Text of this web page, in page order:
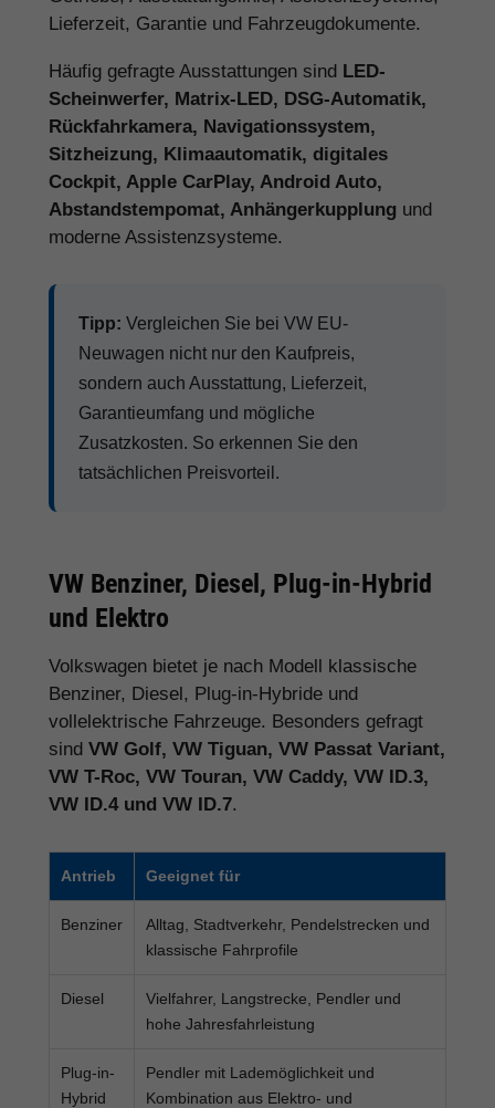
Lieferzeit, Garantie und Fahrzeugdokumente.
Häufig gefragte Ausstattungen sind LED-
Scheinwerfer, Matrix-LED, DSG-Automatik,
Rückfahrkamera, Navigationssystem,
Sitzheizung, Klimaautomatik, digitales
Cockpit, Apple CarPlay, Android Auto,
Abstandstempomat, Anhängerkupplung und
moderne Assistenzsysteme.
Tipp: Vergleichen Sie bei VW EU-
Neuwagen nicht nur den Kaufpreis,
sondern auch Ausstattung, Lieferzeit,
Garantieumfang und mögliche
Zusatzkosten. So erkennen Sie den
tatsächlichen Preisvorteil.
VW Benziner, Diesel, Plug-in-Hybrid
und Elektro
Volkswagen bietet je nach Modell klassische
Benziner, Diesel, Plug-in-Hybride und
vollelektrische Fahrzeuge. Besonders gefragt
sind VW Golf, VW Tiguan, VW Passat Variant,
VW T-Roc, VW Touran, VW Caddy, VW ID.3,
VW ID.4 und VW ID.7.
Antrieb Geeignet für
Benziner
Alltag, Stadtverkehr, Pendelstrecken und
klassische Fahrprofile
Diesel
Vielfahrer, Langstrecke, Pendler und
hohe Jahresfahrleistung
Plug-in-
Hybrid
Pendler mit Lademöglichkeit und
Kombination aus Elektro- und